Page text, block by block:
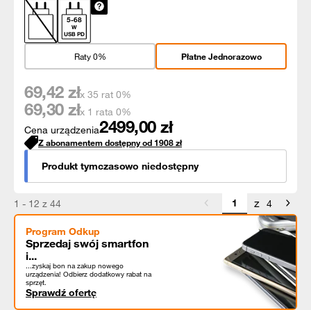
5-68
W
USB PD
Płatne Jednorazowo
Raty 0%
Cena urządzenia2499,00 zł
69,42 złx 35 rat 0%
69,30 złx 1 rata 0%
Z abonamentem dostępny od1908zł
Produkt tymczasowo niedostępny
1 - 12 z 44 z 4
Program Odkup
Sprzedaj swój smartfon
i...
...zyskaj bon na zakup nowego
urządzenia! Odbierz dodatkowy rabat na
sprzęt.
Sprawdź ofertę